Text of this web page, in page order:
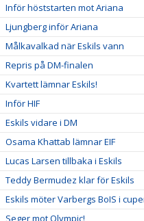
Inför höststarten mot Ariana
Ljungberg inför Ariana
Målkavalkad när Eskils vann
Repris på DM-finalen
Kvartett lämnar Eskils!
Inför HIF
Eskils vidare i DM
Osama Khattab lämnar EIF
Lucas Larsen tillbaka i Eskils
Teddy Bermudez klar för Eskils
Eskils möter Varbergs BoIS i
Seger mot Olympic!